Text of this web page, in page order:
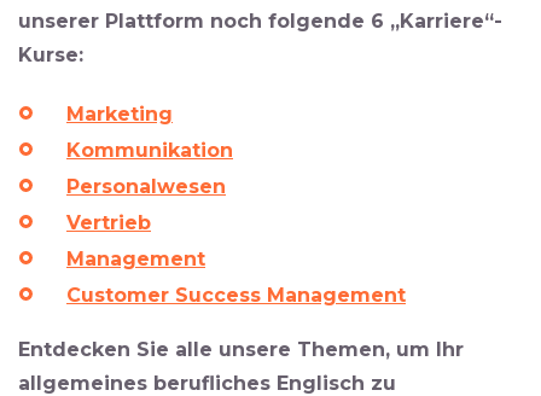
unserer Plattform noch folgende 6 „Karriere“-
Kurse:
Marketing
Kommunikation
Personalwesen
Vertrieb
Management
Customer Success Management
Entdecken Sie alle unsere Themen, um Ihr
allgemeines berufliches Englisch zu